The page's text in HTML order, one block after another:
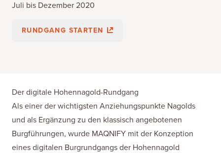
Juli bis Dezember 2020
RUNDGANG STARTEN
Der digitale Hohennagold-Rundgang
Als einer der wichtigsten Anziehungspunkte Nagolds
und als Ergänzung zu den klassisch angebotenen
Burgführungen, wurde MAQNIFY mit der Konzeption
eines digitalen Burgrundgangs der Hohennagold